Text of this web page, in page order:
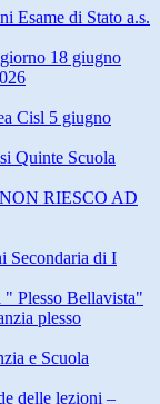
Esame di Stato a.s.
18 giugno
Cisl 5 giugno
Quinte Scuola
NON RIESCO AD
Secondaria di I
" Plesso Bellavista"
plesso
e Scuola
delle lezioni –